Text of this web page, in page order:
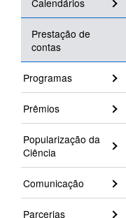
Calendários
Prestação de
contas
Programas
Prêmios
Popularização da
Ciência
Comunicação
Parcerias